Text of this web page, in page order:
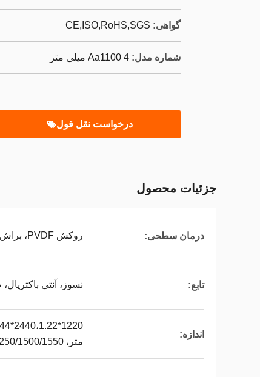
گواهی: CE,ISO,RoHS,SGS
شماره مدل: Aa1100 4 میلی متر
درخواست نقل قول
جزئیات محصول
درمان سطحی: روکش PVDF، براش، روکش پلی اتیلن، آنودایز شده، چاپ
تابع: نسوز، آنتی
اندازه:
متر، 1220/1250/1500/1550 میلی متر * طول، سفارشی